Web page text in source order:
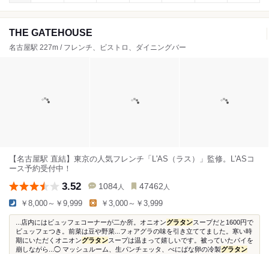
THE GATEHOUSE
名古屋駅 227m / フレンチ、ビストロ、ダイニングバー
【名古屋駅 直結】東京の人気フレンチ「L'AS（ラス）」監修。L'ASコ
ース予約受付中！
3.52 1084 人 47462 人
￥8,000～￥9,999 ￥3,000～￥3,999
...店内にはビュッフェコーナーが二か所。オニオングラタンスープだと1600円で
ビュッフェつき。前菜は豆や野菜...フォアグラの味を引き立ててました。寒い時
期にいただくオニオングラタンスープは温まって嬉しいです。被っていたパイを
崩しながら...◯ マッシュルーム、生パンチェッタ、べにばな卵の冷製グラタン